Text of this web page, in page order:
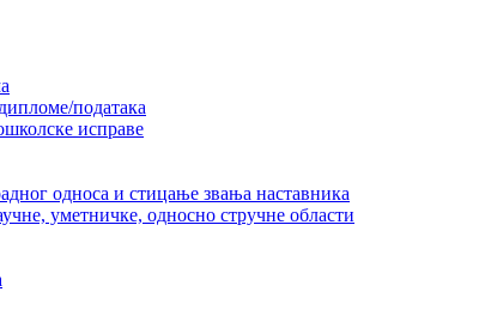
података
исправе
односа и стицање звања наставника
уметничке, односно стручне области